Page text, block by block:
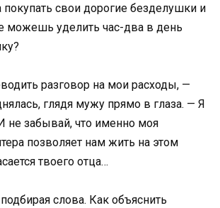
свои дорогие безделушки и
можешь уделить час-два в день
разговор на мои расходы, —
глядя мужу прямо в глаза. — Я
не забывай, что именно моя
позволяет нам жить на этом
твоего отца…
слова. Как объяснить